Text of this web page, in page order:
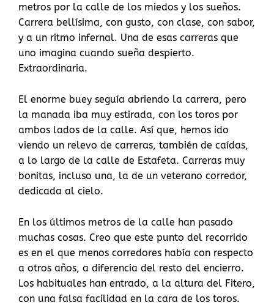
metros por la calle de los miedos y los sueños.
Carrera bellísima, con gusto, con clase, con sabor,
y a un ritmo infernal. Una de esas carreras que
uno imagina cuando sueña despierto.
Extraordinaria.
El enorme buey seguía abriendo la carrera, pero
la manada iba muy estirada, con los toros por
ambos lados de la calle. Así que, hemos ido
viendo un relevo de carreras, también de caídas,
a lo largo de la calle de Estafeta. Carreras muy
bonitas, incluso una, la de un veterano corredor,
dedicada al cielo.
En los últimos metros de la calle han pasado
muchas cosas. Creo que este punto del recorrido
es en el que menos corredores había con respecto
a otros años, a diferencia del resto del encierro.
Los habituales han entrado, a la altura del Fitero,
con una falsa facilidad en la cara de los toros.